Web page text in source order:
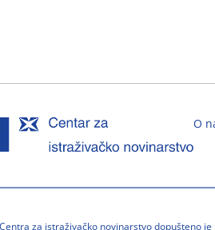
O
za istraživačko novinarstvo dopušteno